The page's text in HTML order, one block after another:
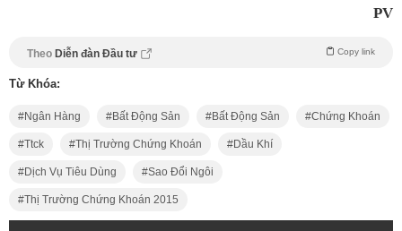
PV
Theo Diễn đàn Đầu tư Copy link
Từ Khóa:
Ngân Hàng Bất Động Sản Bất Động Sản Chứng Khoán
Ttck Thị Trường Chứng Khoán Dầu Khí
Dịch Vụ Tiêu Dùng Sao Đổi Ngôi
Thị Trường Chứng Khoán 2015